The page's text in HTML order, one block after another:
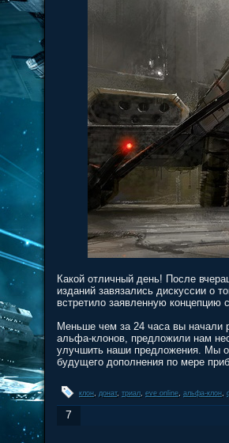
Какой отличный день! После
изданий завязались дискуссии о
встретило заявленную концепцию
Меньше чем за 24 часа вы начали
альфа-клонов, предложили нам
улучшить наши предложения. Мы
будущего дополнения по мере
клон, донат, триал, eve online, альфа-клон,
7